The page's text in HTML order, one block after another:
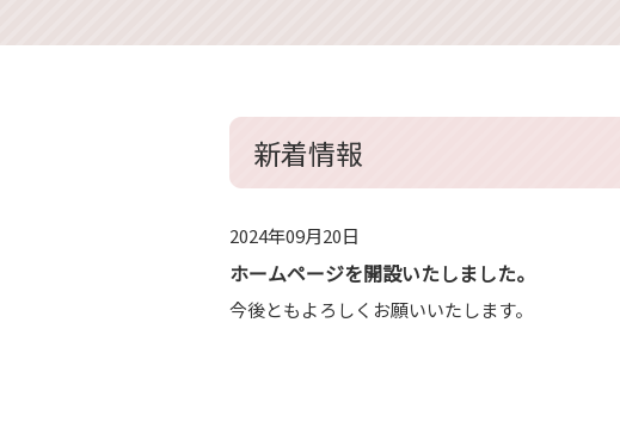
新着情報
2024年09月20日
ホームページを開設いたしました。
今後ともよろしくお願いいたします。